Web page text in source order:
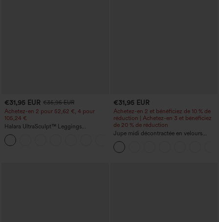
€31,95 EUR €35,95 EUR
Achetez-en 2 pour 52,62 €, 4 pour
105,24 €
Halara UltraSculpt™ Leggings
d'entraînement sculptants taille haute,
effet ventre plat, avec poche
€31,95 EUR
Achetez-en 2 et bénéficiez de 10 % de
réduction | Achetez-en 3 et bénéficiez
de 20 % de réduction
Jupe midi décontractée en velours
côtelé, taille mi-haute, poches avant
latérales à rabat